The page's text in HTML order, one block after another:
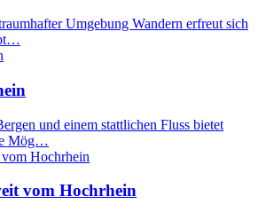
Umgebung Wandern erfreut sich
und einem stattlichen Fluss bietet
Mög…
vom Hochrhein